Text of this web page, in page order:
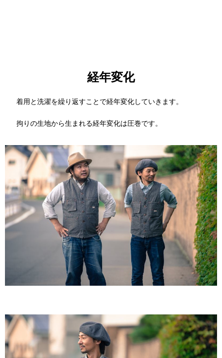
経年変化
着用と洗濯を繰り返すことで経年変化していきます。
拘りの生地から生まれる経年変化は圧巻です。